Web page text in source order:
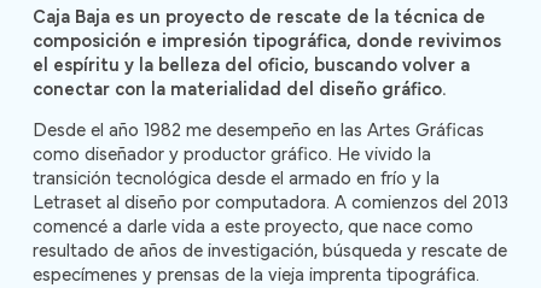
Caja Baja es un proyecto de rescate de la técnica de
composición e impresión tipográfica, donde revivimos
el espíritu y la belleza del oficio, buscando volver a
conectar con la materialidad del diseño gráfico.
Desde el año 1982 me desempeño en las Artes Gráficas
como diseñador y productor gráfico. He vivido la
transición tecnológica desde el armado en frío y la
Letraset al diseño por computadora. A comienzos del 2013
comencé a darle vida a este proyecto, que nace como
resultado de años de investigación, búsqueda y rescate de
especímenes y prensas de la vieja imprenta tipográfica.